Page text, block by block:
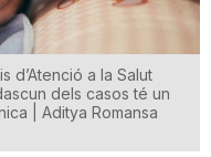
d’Atenció a la Salut
dels casos té un
| Aditya Romansa